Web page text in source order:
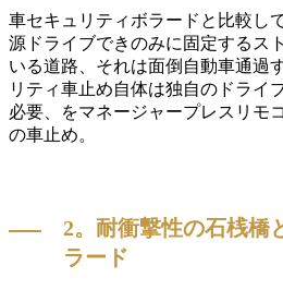
車セキュリティボラードと比較し
源ドライブできのみに固定するス
いる道路、それは面倒自動車通過
リティ車止め自体は独自のドライ
必要、をマネージャープレスリモ
の車止め。
2。耐衝撃性の石桟橋
ラード